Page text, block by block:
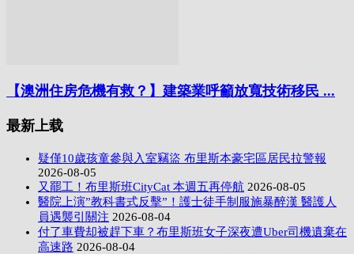
【澳洲住房危機有救？】建築業呼籲放寬技術移民 ...
最新上载
疑僅10歲孩童參與入室竊盜 布里斯本豪宅區居民拉警報
2026-08-05
又罷工！布里斯班CityCat 本週五再停航 2026-08-05
醫院上演”教科書式反擊”！護士徒手制服施暴醉漢 醫護人
員遇襲引關注 2026-08-04
付了車費却被趕下車？布里斯班女子深夜遭Uber司機遺棄在
高速路 2026-08-04